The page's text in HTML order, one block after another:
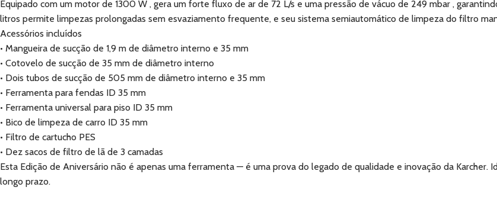
Equipado com um motor de 1300 W , gera um forte fluxo de ar de 72 L/s e uma pressão de vácuo de 249 mbar ,
litros permite limpezas prolongadas sem esvaziamento frequente, e seu sistema semiautomático de limpeza do filtro
Acessórios incluídos
• Mangueira de sucção de 1,9 m de diâmetro interno e 35 mm
• Cotovelo de sucção de 35 mm de diâmetro interno
• Dois tubos de sucção de 505 mm de diâmetro interno e 35 mm
• Ferramenta para fendas ID 35 mm
• Ferramenta universal para piso ID 35 mm
• Bico de limpeza de carro ID 35 mm
• Filtro de cartucho PES
• Dez sacos de filtro de lã de 3 camadas
Esta Edição de Aniversário não é apenas uma ferramenta — é uma prova do legado de qualidade e inovação da
longo prazo.